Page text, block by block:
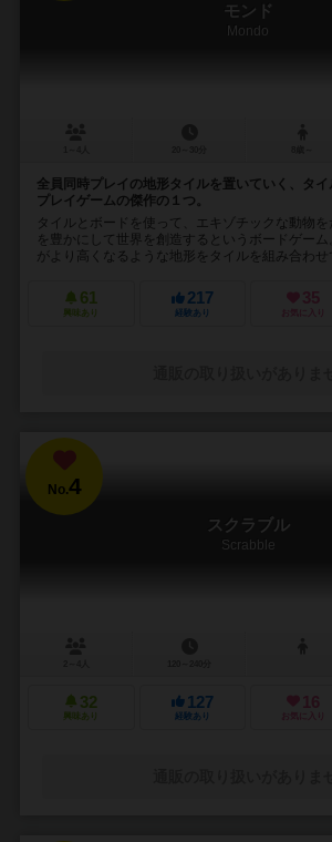
モンド
Mondo
全員同時プレイの地形タイルを置いていく、タ
プレイゲームの傑作の１つ。
タイルとボードを使って、エキゾチックな動物
を豊かにして世界を創造するというボードゲー
がより高くなるような地形をタイルを組み合わせ
61
興味あり
217
経験あり
35
お気に入り
No.4
スクラブル
Scrabble
32
興味あり
127
経験あり
16
お気に入り